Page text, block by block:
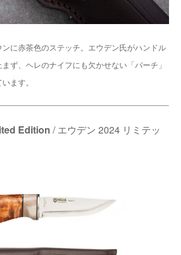
に赤茶色のステッチ。エウデン氏がハンドル
ず、ヘレのナイフにも欠かせない「バーチ」
ます。
Edition / エウデン 2024 リミテッ